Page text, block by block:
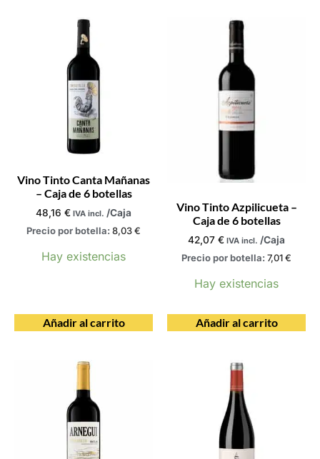
Vino Tinto Canta Mañanas
– Caja de 6 botellas
48,16 € IVA incl. /Caja
Precio por botella: 8,03€
Hay existencias
Añadir al carrito
Vino Tinto Azpilicueta –
Caja de 6 botellas
42,07 € IVA incl. /Caja
Precio por botella: 7,01€
Hay existencias
Añadir al carrito